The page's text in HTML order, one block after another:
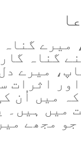
میرے
گناہ
میرے
اور اثرات
میں اُن
میں ہیں۔
جو مجھے